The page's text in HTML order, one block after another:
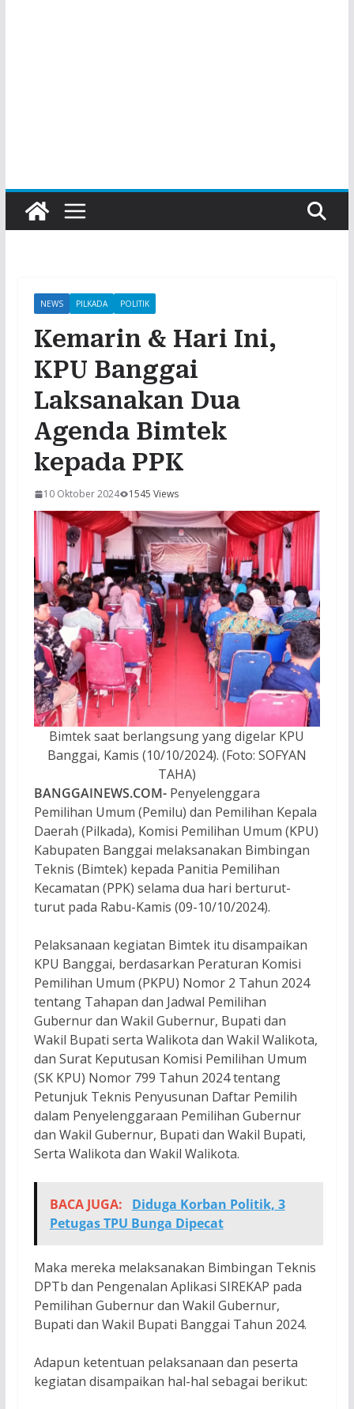
NEWS PILKADA POLITIK
Kemarin & Hari Ini,
KPU Banggai
Laksanakan Dua
Agenda Bimtek
kepada PPK
10 Oktober 2024 1545 Views
Bimtek saat berlangsung yang digelar KPU
Banggai, Kamis (10/10/2024). (Foto: SOFYAN
TAHA)
BANGGAINEWS.COM- Penyelenggara
Pemilihan Umum (Pemilu) dan Pemilihan Kepala
Daerah (Pilkada), Komisi Pemilihan Umum (KPU)
Kabupaten Banggai melaksanakan Bimbingan
Teknis (Bimtek) kepada Panitia Pemilihan
Kecamatan (PPK) selama dua hari berturut-
turut pada Rabu-Kamis (09-10/10/2024).
Pelaksanaan kegiatan Bimtek itu disampaikan
KPU Banggai, berdasarkan Peraturan Komisi
Pemilihan Umum (PKPU) Nomor 2 Tahun 2024
tentang Tahapan dan Jadwal Pemilihan
Gubernur dan Wakil Gubernur, Bupati dan
Wakil Bupati serta Walikota dan Wakil Walikota,
dan Surat Keputusan Komisi Pemilihan Umum
(SK KPU) Nomor 799 Tahun 2024 tentang
Petunjuk Teknis Penyusunan Daftar Pemilih
dalam Penyelenggaraan Pemilihan Gubernur
dan Wakil Gubernur, Bupati dan Wakil Bupati,
Serta Walikota dan Wakil Walikota.
BACA JUGA:
Diduga Korban Politik, 3
Petugas TPU Bunga Dipecat
Maka mereka melaksanakan Bimbingan Teknis
DPTb dan Pengenalan Aplikasi SIREKAP pada
Pemilihan Gubernur dan Wakil Gubernur,
Bupati dan Wakil Bupati Banggai Tahun 2024.
Adapun ketentuan pelaksanaan dan peserta
kegiatan disampaikan hal-hal sebagai berikut: